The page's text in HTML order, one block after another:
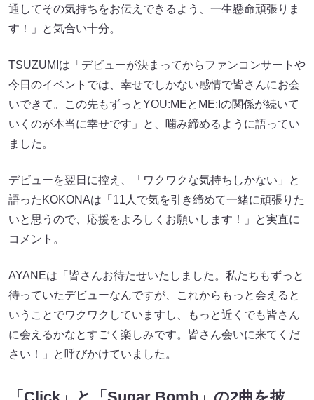
通してその気持ちをお伝えできるよう、一生懸命頑張りま
す！」と気合い十分。
TSUZUMIは「デビューが決まってからファンコンサートや
今日のイベントでは、幸せでしかない感情で皆さんにお会
いできて。この先もずっとYOU:MEとME:Iの関係が続いて
いくのが本当に幸せです」と、噛み締めるように語ってい
ました。
デビューを翌日に控え、「ワクワクな気持ちしかない」と
語ったKOKONAは「11人で気を引き締めて一緒に頑張りた
いと思うので、応援をよろしくお願いします！」と実直に
コメント。
AYANEは「皆さんお待たせいたしました。私たちもずっと
待っていたデビューなんですが、これからもっと会えると
いうことでワクワクしていますし、もっと近くでも皆さん
に会えるかなとすごく楽しみです。皆さん会いに来てくだ
さい！」と呼びかけていました。